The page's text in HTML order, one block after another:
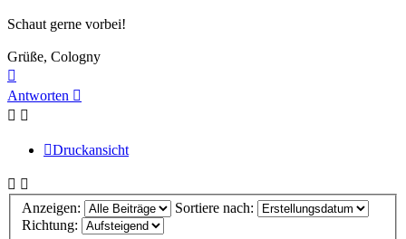
Schaut gerne vorbei!
Grüße, Cologny
oben
Antworten
Druckansicht
Anzeigen:
Sortiere nach:
Richtung: